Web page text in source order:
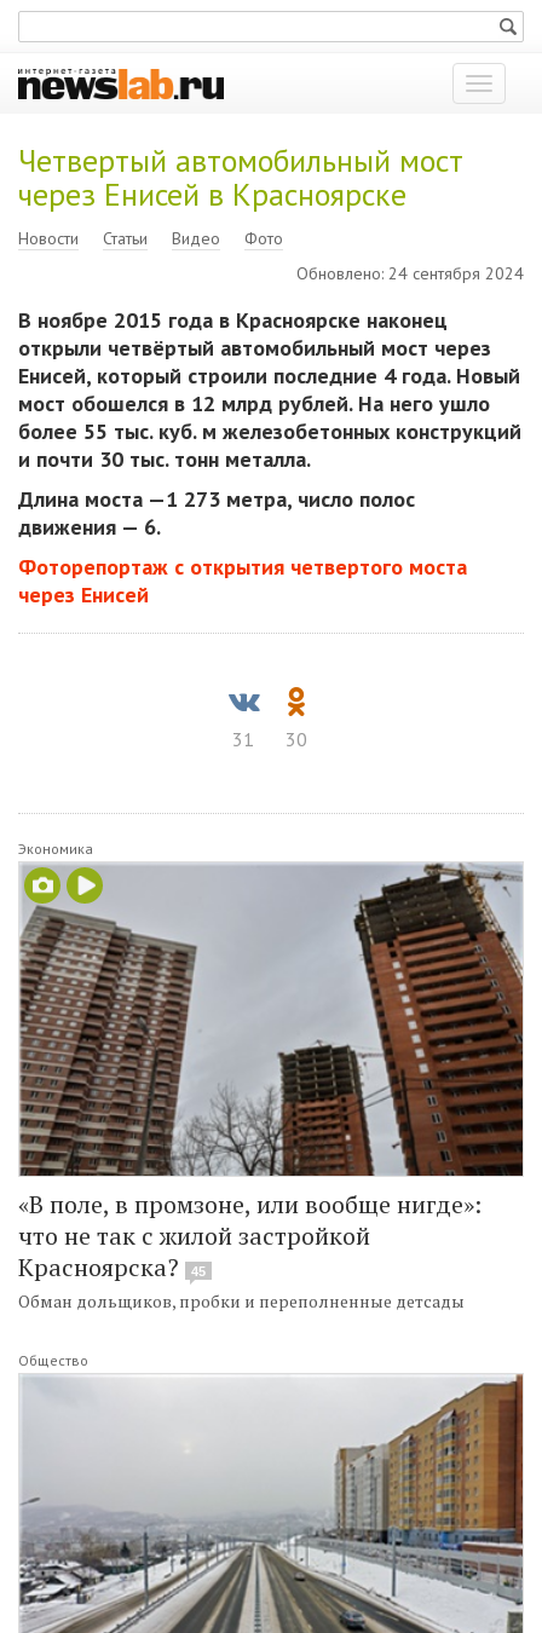
Показать
меню
Четвертый автомобильный мост
через Енисей в Красноярске
Новости Статьи Видео
Фото
Обновлено: 24 сентября 2024
В ноябре 2015 года в Красноярске наконец
открыли четвёртый автомобильный мост через
Енисей, который строили последние 4 года. Новый
мост обошелся в 12 млрд рублей. На него ушло
более 55 тыс. куб. м железобетонных конструкций
и почти 30 тыс. тонн металла.
Длина моста —1 273 метра, число полос
движения — 6.
Фоторепортаж с открытия четвертого моста
через Енисей
31 30
Экономика
«В поле, в промзоне, или вообще нигде»:
что не так c жилой застройкой
Красноярска?
45
Обман дольщиков, пробки и переполненные детсады
Общество